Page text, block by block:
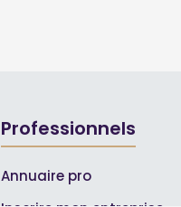
Professionnels
Annuaire pro